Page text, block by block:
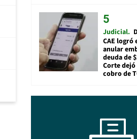
Judicial
CAE logró
anular
deuda de
Corte
cobro de